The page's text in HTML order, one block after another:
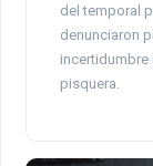
del temporal
denunciaron
incertidumbre
pisquera.